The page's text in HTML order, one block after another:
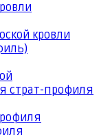
кровли
страт-профиля